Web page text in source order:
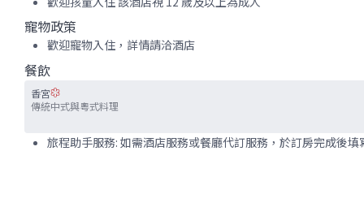
寵物政策
歡迎寵物入住，詳情請洽酒店
餐飲
香宮
傳統中式與粵式料理
旅程助手服務: 如需酒店服務或餐廳代訂服務，於訂房完成後